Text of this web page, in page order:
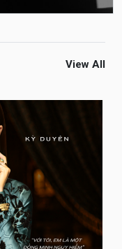
View All